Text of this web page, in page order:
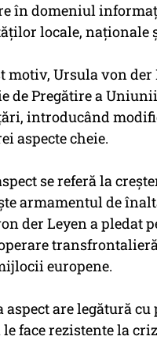
în domeniul
locale, naţionale
motiv, Ursula von
de Pregătire a
introducând
aspecte cheie.
se referă la
armamentul de
der Leyen a pledat
europene.
aspect are legătură
face rezistente la